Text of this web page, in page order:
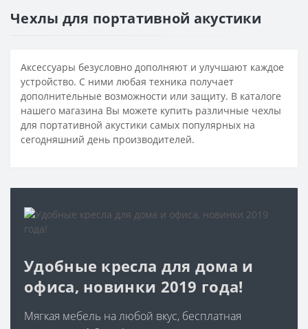
Чехлы для портативной акустики
Аксессуары безусловно дополняют и улучшают каждое
устройство. С ними любая техника получает
дополнительные возможности или защиту. В каталоге
нашего магазина Вы можете купить различные чехлы
для портативной акустики самых популярных на
сегодняшний день производителей.
Удобные кресла для дома и
офиса, новинки 2019 года!
Мягкая мебель на любой вкус, бесплатная